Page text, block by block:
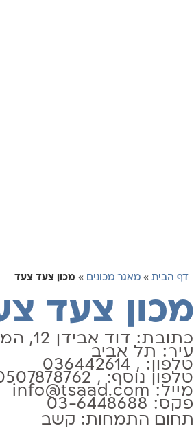
דף הבית »מאגר מכונים » מכון צעד צעד
מכון צעד
כתובת: דוד אבידן 12, המשתלה
עיר: תל אביב
טלפון: , 036442614
טלפון נוסף: , 0507878762
מייל: info@tsaad.com
פקס: 03-6448688
תחום התמחות: קשב